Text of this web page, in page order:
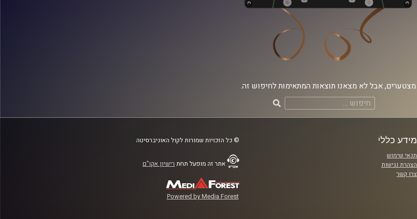
מצטערים, אבל לא מצאנו תוצאות המתאימות לחיפוש זה.
חיפוש:
מידע כללי
תנאי שימוש
הצהרת נגישות
צרו קשר
© כל הזכויות שמורות לקול האוניברסיטה
אתר זה מופעל תחת רישיון אקו"ם
Powered by Media Forest